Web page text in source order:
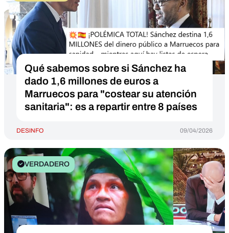
Qué sabemos sobre si Sánchez ha
dado 1,6 millones de euros a
Marruecos para "costear su atención
sanitaria": es a repartir entre 8 países
DESINFO 09/04/2026
VERDADERO